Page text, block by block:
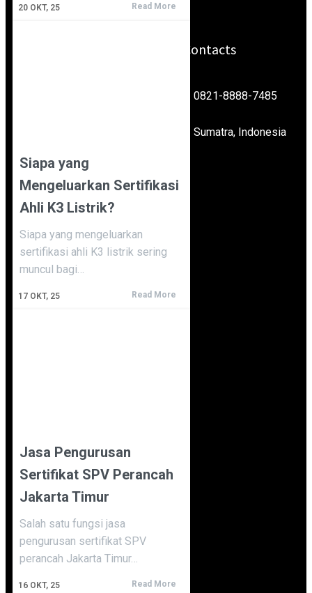
20 OKT, 25 Read More
Siapa yang
Mengeluarkan Sertifikasi
Ahli K3 Listrik?
17 OKT, 25
Siapa yang mengeluarkan
sertifikasi ahli K3 listrik sering
muncul bagi…
Read More
Jasa Pengurusan
Sertifikat SPV Perancah
Jakarta Timur
16 OKT, 25
Salah satu fungsi jasa
pengurusan sertifikat SPV
perancah Jakarta Timur…
Read More
Contacts
0821-8888-7485
Sumatra, Indonesia